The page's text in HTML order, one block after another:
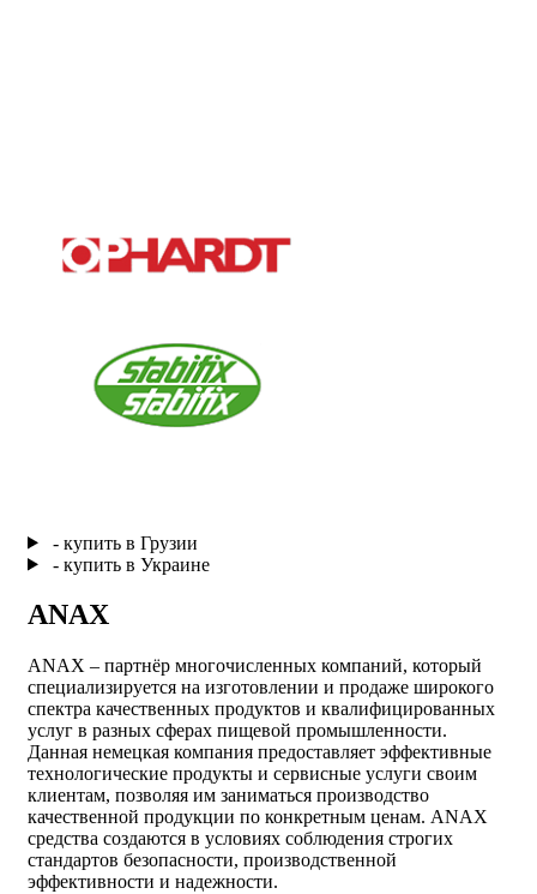
- купить в Грузии
- купить в Украине
ANAX
ANAX – партнёр многочисленных компаний, который
специализируется на изготовлении и продаже широкого
спектра качественных продуктов и квалифицированных
услуг в разных сферах пищевой промышленности.
Данная немецкая компания предоставляет эффективные
технологические продукты и сервисные услуги своим
клиентам, позволяя им заниматься производство
качественной продукции по конкретным ценам. ANAX
средства создаются в условиях соблюдения строгих
стандартов безопасности, производственной
эффективности и надежности.